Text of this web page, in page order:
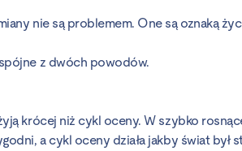
nie są problemem. One są oznaką
z dwóch powodów.
krócej niż cykl oceny. W szybko
a cykl oceny działa jakby świat był